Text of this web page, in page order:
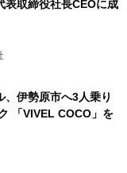
表取締役社長CEOに成
、伊勢原市へ3人乗り
「VIVEL COCO」を